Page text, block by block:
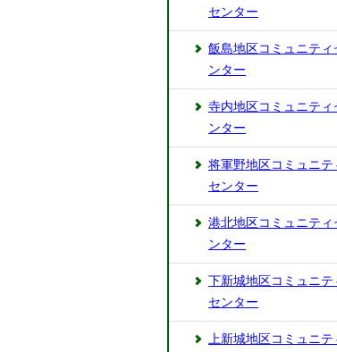
センター
飯島地区コミュニティ
ンター
寺内地区コミュニティ
ンター
将軍野地区コミュニテ
センター
港北地区コミュニティ
ンター
下新城地区コミュニテ
センター
上新城地区コミュニテ